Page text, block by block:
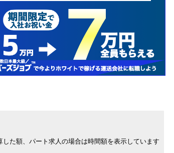
た額、パート求人の場合は時間額を表示しています